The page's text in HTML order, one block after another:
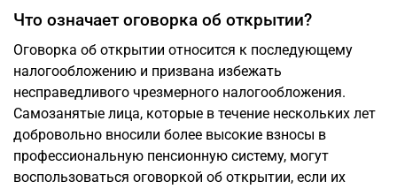
Что означает оговорка об открытии?
Оговорка об открытии относится к последующему
налогообложению и призвана избежать
несправедливого чрезмерного налогообложения.
Самозанятые лица, которые в течение нескольких лет
добровольно вносили более высокие взносы в
профессиональную пенсионную систему, могут
воспользоваться оговоркой об открытии, если их